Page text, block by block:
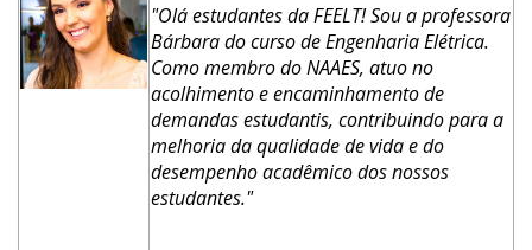
"Olá estudantes da FEELT! Sou a professora
Bárbara do curso de Engenharia Elétrica.
Como membro do NAAES, atuo no
acolhimento e encaminhamento de
demandas estudantis, contribuindo para a
melhoria da qualidade de vida e do
desempenho acadêmico dos nossos
estudantes."